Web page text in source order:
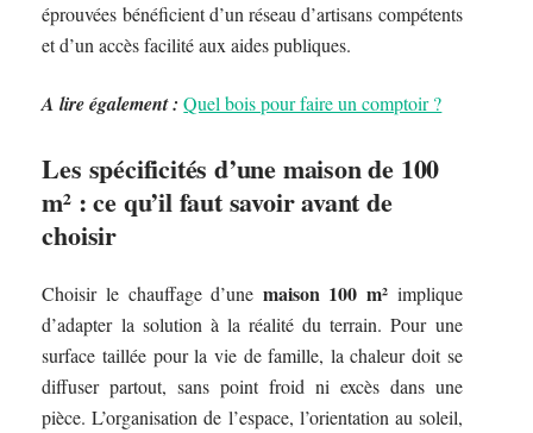
éprouvées bénéficient d’un réseau d’artisans compétents
et d’un accès facilité aux aides publiques.
A lire également : Quel bois pour faire un comptoir ?
Les spécificités d’une maison de 100
m² : ce qu’il faut savoir avant de
choisir
Choisir le chauffage d’une maison 100 m² implique
d’adapter la solution à la réalité du terrain. Pour une
surface taillée pour la vie de famille, la chaleur doit se
diffuser partout, sans point froid ni excès dans une
pièce. L’organisation de l’espace, l’orientation au soleil,